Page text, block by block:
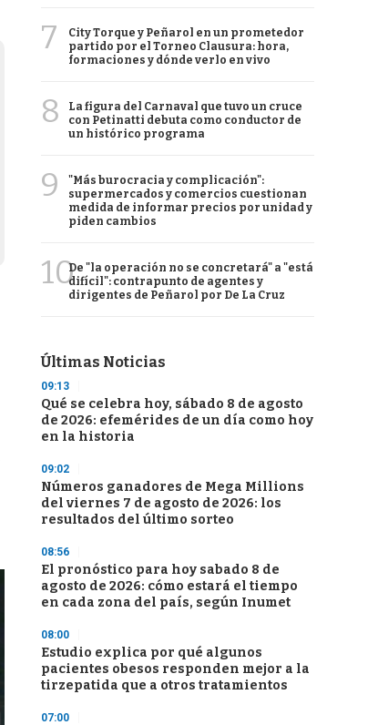
7
City Torque y Peñarol en un prometedor
partido por el Torneo Clausura: hora,
formaciones y dónde verlo en vivo
8
La figura del Carnaval que tuvo un cruce
con Petinatti debuta como conductor de
un histórico programa
9
"Más burocracia y complicación":
supermercados y comercios cuestionan
medida de informar precios por unidad y
piden cambios
10De "la operación no se concretará" a "está
difícil": contrapunto de agentes y
dirigentes de Peñarol por De La Cruz
Últimas Noticias
09:13
Qué se celebra hoy, sábado 8 de agosto
de 2026: efemérides de un día como hoy
en la historia
09:02
Números ganadores de Mega Millions
del viernes 7 de agosto de 2026: los
resultados del último sorteo
08:56
El pronóstico para hoy sabado 8 de
agosto de 2026: cómo estará el tiempo
en cada zona del país, según Inumet
08:00
Estudio explica por qué algunos
pacientes obesos responden mejor a la
tirzepatida que a otros tratamientos
07:00